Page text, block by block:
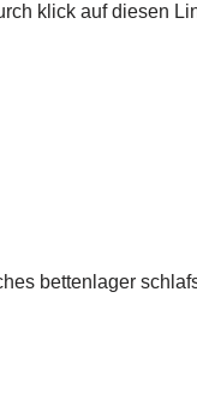
klick auf diesen
bettenlager